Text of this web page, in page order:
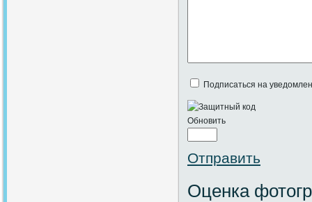
Подписаться на
Обновить
Отправить
Оценка